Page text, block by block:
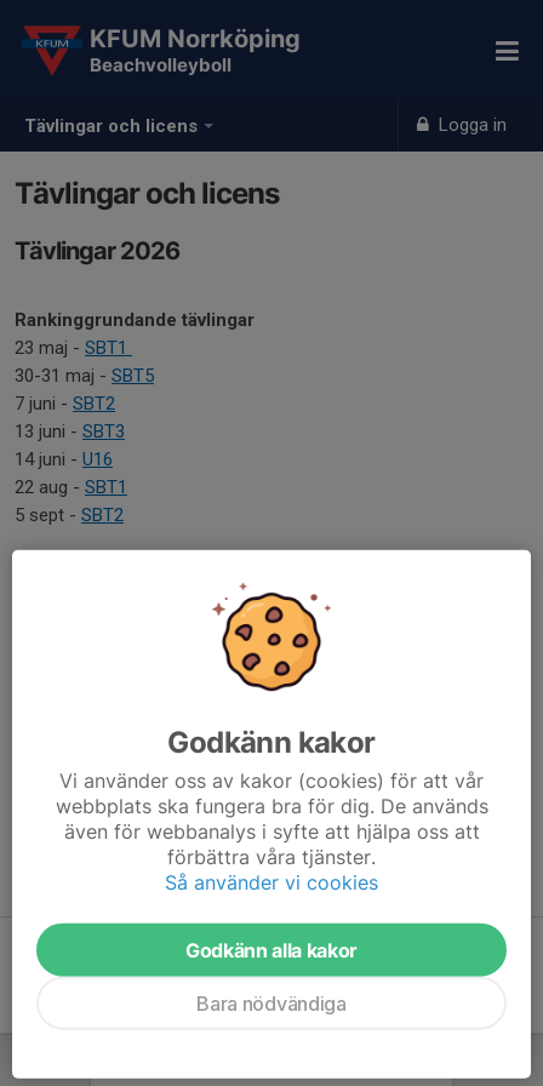
Tävlingar och licens Logga in
KFUM Norrköping
Beachvolleyboll
Tävlingar och licens
Tävlingar 2026
Rankinggrundande tävlingar
23 maj - SBT1
30-31 maj - SBT5
7 juni - SBT2
13 juni - SBT3
14 juni - U16
22 aug - SBT1
5 sept - SBT2
Queen of the beach(ungdom)
Licens
Är du medlem i KFUM Norrköping och vill anmäla dig till
rankinggrundande tävlingar? Mejlaanna@kfum.me
senast 2 dagar innansista anmälningsdag.
Godkänn kakor
Vi använder oss av kakor (cookies) för att vår
webbplats ska fungera bra för dig. De används
även för webbanalys i syfte att hjälpa oss att
förbättra våra tjänster.
Så använder vi cookies
Godkänn alla kakor
Bara nödvändiga